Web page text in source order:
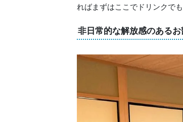
ればまずはここでドリンクで
非日常的な解放感のあるお